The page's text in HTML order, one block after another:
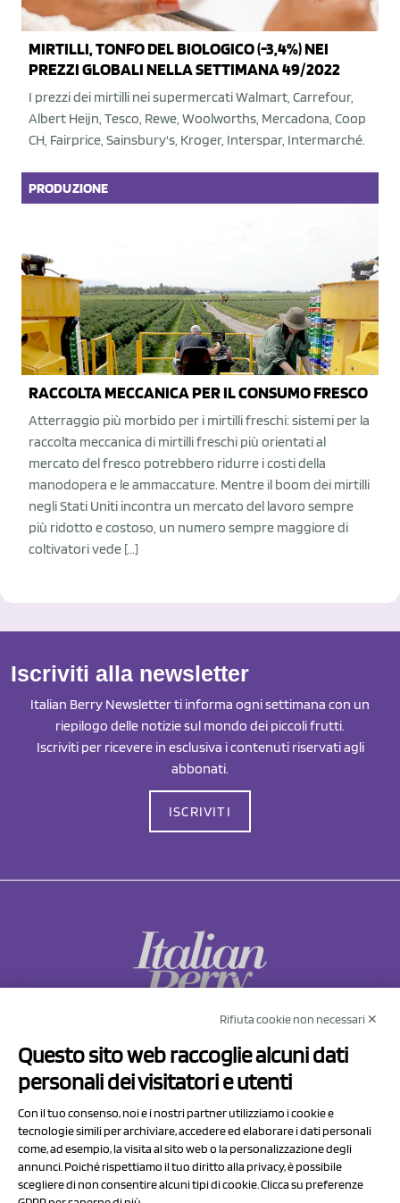
MIRTILLI, TONFO DEL BIOLOGICO (-3,4%) NEI
PREZZI GLOBALI NELLA SETTIMANA 49/2022
I prezzi dei mirtilli nei supermercati Walmart, Carrefour,
Albert Heijn, Tesco, Rewe, Woolworths, Mercadona, Coop
CH, Fairprice, Sainsbury's, Kroger, Interspar, Intermarché.
PRODUZIONE
RACCOLTA MECCANICA PER IL CONSUMO FRESCO
Atterraggio più morbido per i mirtilli freschi: sistemi per la
raccolta meccanica di mirtilli freschi più orientati al
mercato del fresco potrebbero ridurre i costi della
manodopera e le ammaccature. Mentre il boom dei mirtilli
negli Stati Uniti incontra un mercato del lavoro sempre
più ridotto e costoso, un numero sempre maggiore di
coltivatori vede […]
Iscriviti alla newsletter
Italian Berry Newsletter ti informa ogni settimana con un
riepilogo delle notizie sul mondo dei piccoli frutti.
Iscriviti per ricevere in esclusiva i contenuti riservati agli
abbonati.
ISCRIVITI
Via Prov.le Sassuolo Vignola 315/1
41057 Spilamberto (MO)
P.I/C.F. 01041460369
REA: MO 208553
Rifiuta cookie non necessari ✕
Questo sito web raccoglie alcuni dati
personali dei visitatori e utenti
Con il tuo consenso, noi e i nostri partner utilizziamo i cookie e
tecnologie simili per archiviare, accedere ed elaborare i dati personali
come, ad esempio, la visita al sito web o la personalizzazione degli
annunci. Poiché rispettiamo il tuo diritto alla privacy, è possibile
scegliere di non consentire alcuni tipi di cookie. Clicca su preferenze